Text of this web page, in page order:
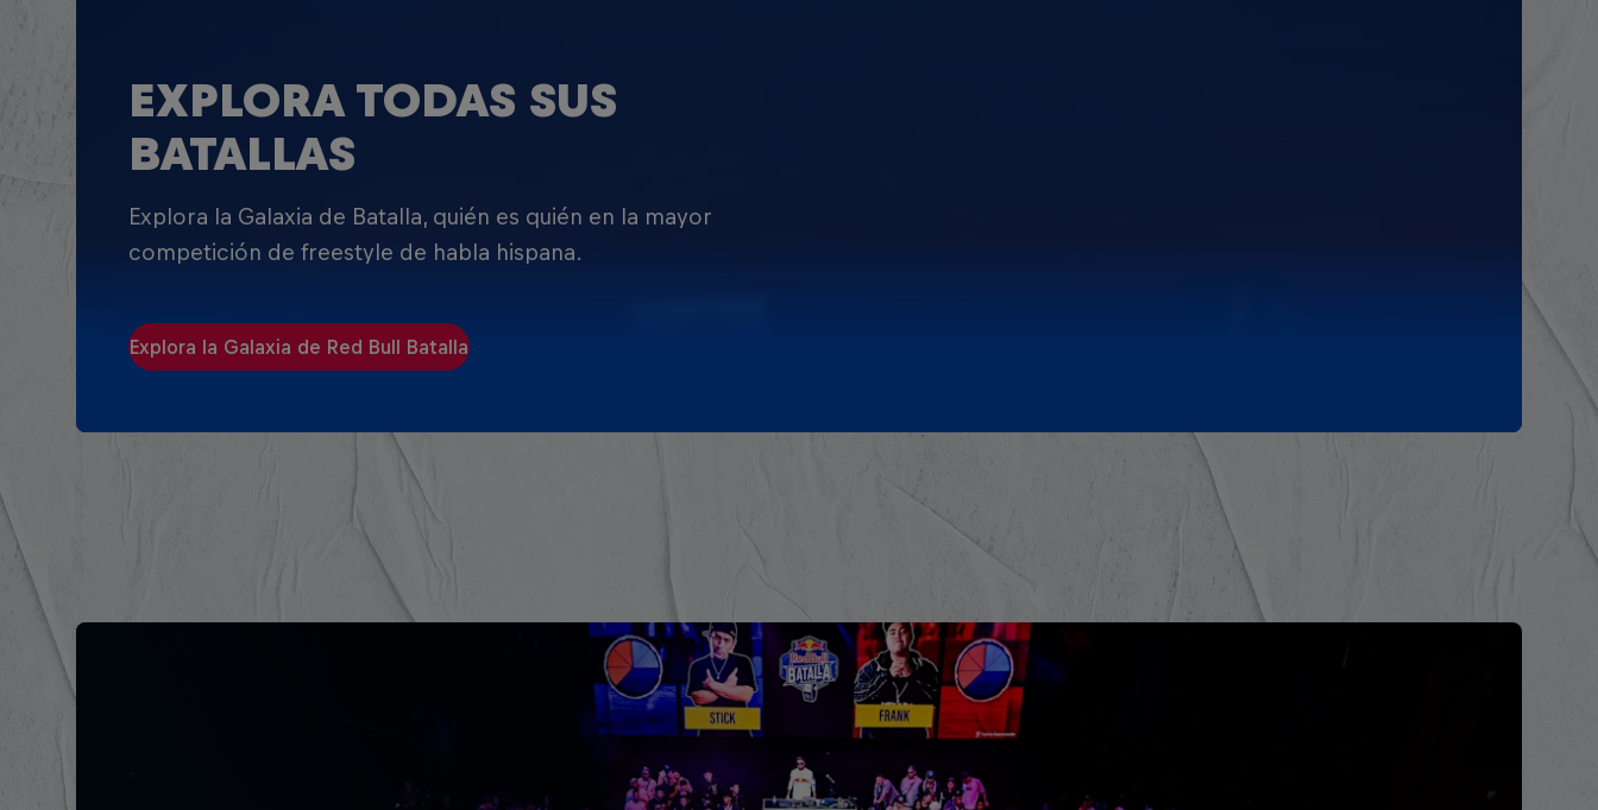
EXPLORA TODAS SUS
BATALLAS
Explora la Galaxia de Batalla, quién es quién en la mayor
competición de freestyle de habla hispana.
Explora la Galaxia de Red Bull Batalla